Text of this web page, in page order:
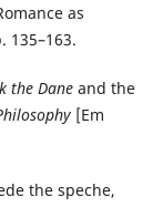
as
135–163.
the Daneand the
[Em
the speche,